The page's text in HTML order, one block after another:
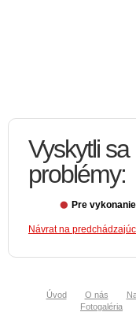
Vyskytli
problémy:
Pre
Návrat na
Úvod O nás
Fotogaléria